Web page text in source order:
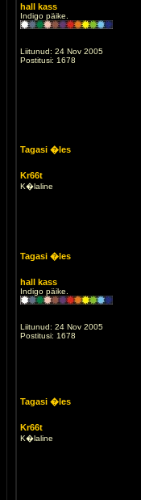
hall kass
Indigo päike.
Liitunud: 24 Nov 2005
Postitusi: 1678
Tagasi �les
Kr66t
K�laline
Tagasi �les
hall kass
Indigo päike.
Liitunud: 24 Nov 2005
Postitusi: 1678
Tagasi �les
Kr66t
K�laline